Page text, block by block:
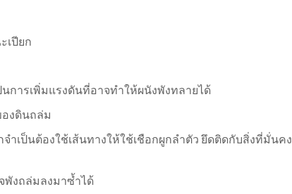
เปียก
การเพิ่มแรงดันที่อาจทำให้ผนังพังทลายได้
งดินถล่ม
ำเป็นต้องใช้เส้นทางให้ใช้เชือกผูกลำตัว ยึดติดกับสิ่งที่มั่นคง
พังถล่มลงมาซ้ำได้